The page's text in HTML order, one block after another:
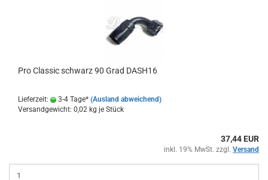
Pro Clas­sic schwarz 90 Grad DASH16
Lieferzeit: 3-4 Tage* (Ausland abweichend)
Versandgewicht: 0,02 kg je Stück
37,44 EUR
inkl. 19% MwSt. zzgl. Versand